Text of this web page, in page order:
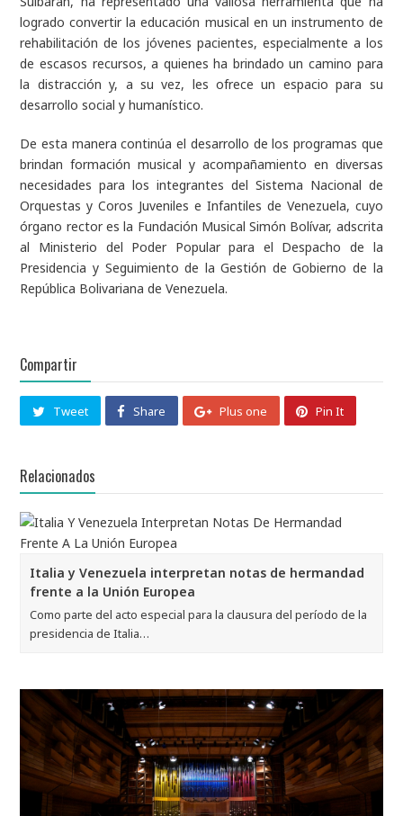
logrado convertir la educación musical en un instrumento de
rehabilitación de los jóvenes pacientes, especialmente a los
de escasos recursos, a quienes ha brindado un camino para
la distracción y, a su vez, les ofrece un espacio para su
desarrollo social y humanístico.
De esta manera continúa el desarrollo de los programas que
brindan formación musical y acompañamiento en diversas
necesidades para los integrantes del Sistema Nacional de
Orquestas y Coros Juveniles e Infantiles de Venezuela, cuyo
órgano rector es la Fundación Musical Simón Bolívar, adscrita
al Ministerio del Poder Popular para el Despacho de la
Presidencia y Seguimiento de la Gestión de Gobierno de la
República Bolivariana de Venezuela.
Compartir
Tweet Share Plus one Pin It
Relacionados
Italia y Venezuela interpretan notas de hermandad
frente a la Unión Europea
Como parte del acto especial para la clausura del período de la
presidencia de Italia…